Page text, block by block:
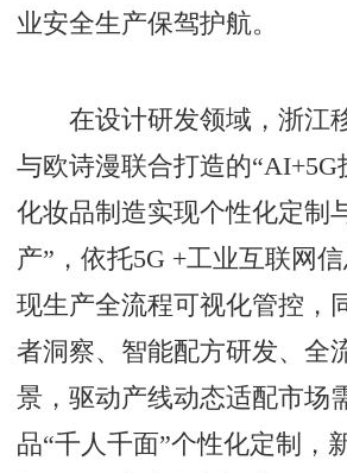
业安全生产保驾护航。
在设计研发领域，浙江
与欧诗漫联合打造的“AI+5G
化妆品制造实现个性化定制
产”，依托5G +工业互联网
现生产全流程可视化管控，
者洞察、智能配方研发、全
景，驱动产线动态适配市场
品“千人千面”个性化定制，